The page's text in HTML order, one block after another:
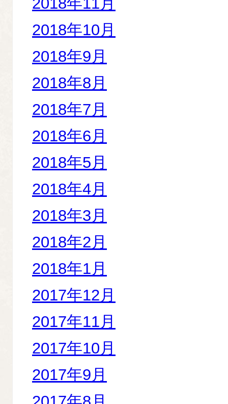
2018年10月
2018年9月
2018年8月
2018年7月
2018年6月
2018年5月
2018年4月
2018年3月
2018年2月
2018年1月
2017年12月
2017年11月
2017年10月
2017年9月